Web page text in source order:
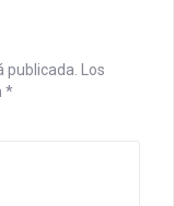
publicada. Los
*